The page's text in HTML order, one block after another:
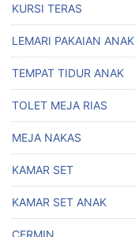
KURSI TERAS
LEMARI PAKAIAN ANAK
TEMPAT TIDUR ANAK
TOLET MEJA RIAS
MEJA NAKAS
KAMAR SET
KAMAR SET ANAK
CERMIN